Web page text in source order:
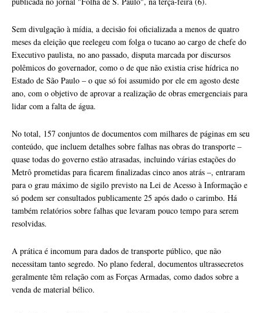
Sem divulgação à mídia, a decisão foi oficializada a menos de quatro
meses da eleição que reelegeu com folga o tucano ao cargo de chefe do
Executivo paulista, no ano passado, disputa marcada por discursos
polêmicos do governador, como o de que não existia crise hídrica no
Estado de São Paulo – o que só foi assumido por ele em agosto deste
ano, com o objetivo de aprovar a realização de obras emergenciais para
lidar com a falta de água.
No total, 157 conjuntos de documentos com milhares de páginas em seu
conteúdo, que incluem detalhes sobre falhas nas obras do transporte –
quase todas do governo estão atrasadas, incluindo várias estações do
Metrô prometidas para ficarem finalizadas cinco anos atrás –, entraram
para o grau máximo de sigilo previsto na Lei de Acesso à Informação e
só podem ser consultados publicamente 25 após dado o carimbo. Há
também relatórios sobre falhas que levaram pouco tempo para serem
resolvidas.
A prática é incomum para dados de transporte público, que não
necessitam tanto segredo. No plano federal, documentos ultrassecretos
geralmente têm relação com as Forças Armadas, como dados sobre a
venda de material bélico.